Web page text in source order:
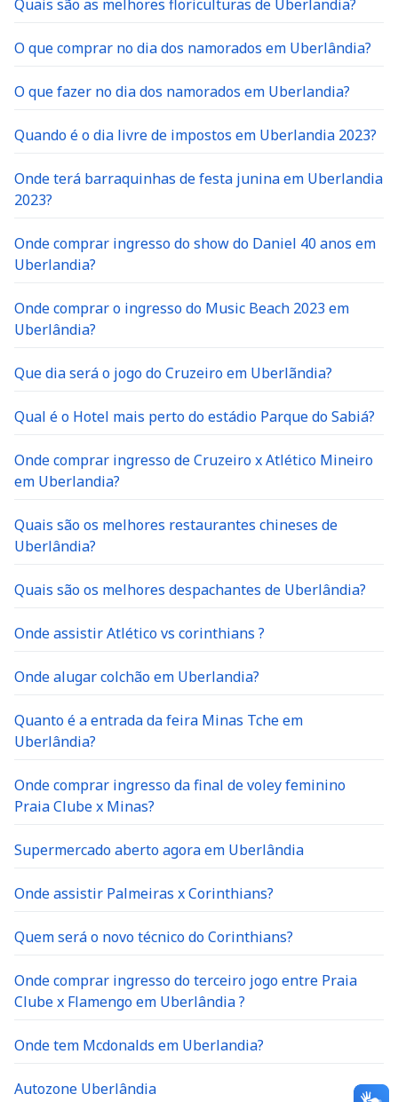
Quais são as melhores floriculturas de Uberlandia?
O que comprar no dia dos namorados em Uberlândia?
O que fazer no dia dos namorados em Uberlandia?
Quando é o dia livre de impostos em Uberlandia 2023?
Onde terá barraquinhas de festa junina em Uberlandia
2023?
Onde comprar ingresso do show do Daniel 40 anos em
Uberlandia?
Onde comprar o ingresso do Music Beach 2023 em
Uberlândia?
Que dia será o jogo do Cruzeiro em Uberlãndia?
Qual é o Hotel mais perto do estádio Parque do Sabiá?
Onde comprar ingresso de Cruzeiro x Atlético Mineiro
em Uberlandia?
Quais são os melhores restaurantes chineses de
Uberlândia?
Quais são os melhores despachantes de Uberlândia?
Onde assistir Atlético vs corinthians ?
Onde alugar colchão em Uberlandia?
Quanto é a entrada da feira Minas Tche em
Uberlândia?
Onde comprar ingresso da final de voley feminino
Praia Clube x Minas?
Supermercado aberto agora em Uberlândia
Onde assistir Palmeiras x Corinthians?
Quem será o novo técnico do Corinthians?
Onde comprar ingresso do terceiro jogo entre Praia
Clube x Flamengo em Uberlândia ?
Onde tem Mcdonalds em Uberlandia?
Autozone Uberlândia